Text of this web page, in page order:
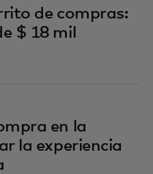
de compras:
$ 18 mil
en la
la experiencia